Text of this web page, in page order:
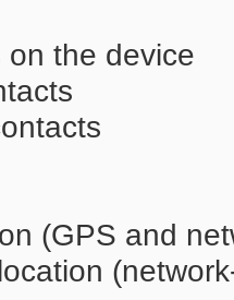
the device
(GPS and